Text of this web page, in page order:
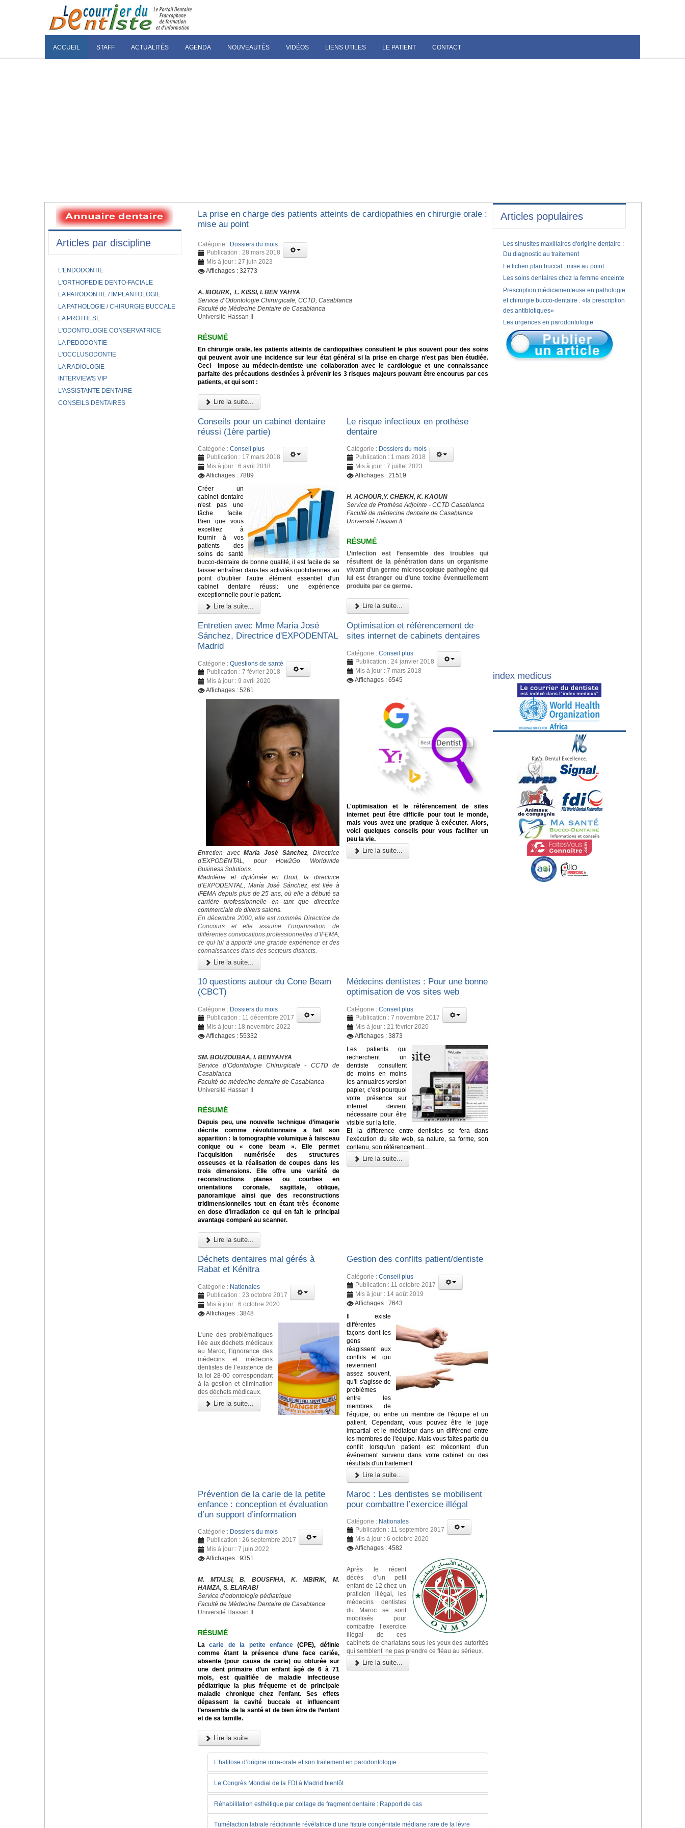
ACCUEIL STAFF ACTUALITÉS AGENDA NOUVEAUTÉS VIDÉOS LIENS UTILES LE PATIENT CONTACT
La prise en charge des patients atteints de cardiopathies en chirurgie orale :
mise au point
Catégorie : Dossiers du mois
Publication : 28 mars 2018
Mis à jour : 27 juin 2023
Affichages : 32773
A. IBOURK, L. KISSI, I. BEN YAHYA
Service d’Odontologie Chirurgicale, CCTD, Casablanca
Faculté de Médecine Dentaire de Casablanca
Université Hassan II
RÉSUMÉ
En chirurgie orale, les patients atteints de cardiopathies consultent le plus souvent pour des soins
qui peuvent avoir une incidence sur leur état général si la prise en charge n’est pas bien étudiée.
Ceci impose au médecin-dentiste une collaboration avec le cardiologue et une connaissance
parfaite des précautions destinées à prévenir les 3 risques majeurs pouvant être encourus par ces
patients, et qui sont :
Lire la suite...
Conseils pour un cabinet dentaire
réussi (1ère partie)
Catégorie : Conseil plus
Publication : 17 mars 2018
Mis à jour : 6 avril 2018
Affichages : 7889
Créer un
cabinet dentaire
n'est pas une
tâche facile.
Bien que vous
excelliez à
fournir à vos
patients des
soins de santé
bucco-dentaire de bonne qualité, il est facile de se
laisser entraîner dans les activités quotidiennes au
point d'oublier l'autre élément essentiel d'un
cabinet dentaire réussi: une expérience
exceptionnelle pour le patient.
Lire la suite...
Le risque infectieux en prothèse
dentaire
Catégorie : Dossiers du mois
Publication : 1 mars 2018
Mis à jour : 7 juillet 2023
Affichages : 21519
H. ACHOUR,Y. CHEIKH, K. KAOUN
Service de Prothèse Adjointe - CCTD Casablanca
Faculté de médecine dentaire de Casablanca
Université Hassan II
RÉSUMÉ
L’infection est l’ensemble des troubles qui
résultent de la pénétration dans un organisme
vivant d’un germe microscopique pathogène qui
lui est étranger ou d’une toxine éventuellement
produite par ce germe.
Lire la suite...
Entretien avec Mme Maria José
Sánchez, Directrice d'EXPODENTAL
Madrid
Catégorie : Questions de santé
Publication : 7 février 2018
Mis à jour : 9 avril 2020
Affichages : 5261
Entretien avecMaria José Sánchez, Directrice
d'EXPODENTAL, pour How2Go Worldwide
Business Solutions.
Madrilène et diplômée en Droit, la directrice
d’EXPODENTAL, María José Sánchez, est liée à
IFEMA depuis plus de 25 ans, où elle a débuté sa
carrière professionnelle en tant que directrice
commerciale de divers salons.
En décembre 2000, elle est nommée Directrice de
Concours et elle assume l’organisation de
différentes convocations professionnelles d’IFEMA,
ce qui lui a apporté une grande expérience et des
connaissances dans des secteurs distincts.
Lire la suite...
Optimisation et référencement de
sites internet de cabinets dentaires
Catégorie :Conseil plus
Publication : 24 janvier 2018
Mis à jour : 7 mars 2018
Affichages : 6545
L'optimisation et le référencement de sites
internet peut être difficile pour tout le monde,
mais vous avez une pratique à exécuter. Alors,
voici quelques conseils pour vous faciliter un
peu la vie.
Lire la suite...
10 questions autour du Cone Beam
(CBCT)
Catégorie : Dossiers du mois
Publication : 11 décembre 2017
Mis à jour : 18 novembre 2022
Affichages : 55332
SM. BOUZOUBAA, I. BENYAHYA
Service d’Odontologie Chirurgicale - CCTD de
Casablanca
Faculté de médecine dentaire de Casablanca
Université Hassan II
RÉSUMÉ
Depuis peu, une nouvelle technique d’imagerie
décrite comme révolutionnaire a fait son
apparition : la tomographie volumique à faisceau
conique ou « cone beam ». Elle permet
l’acquisition numérisée des structures
osseuses et la réalisation de coupes dans les
trois dimensions. Elle offre une variété de
reconstructions planes ou courbes en
orientations coronale, sagittale, oblique,
panoramique ainsi que des reconstructions
tridimensionnelles tout en étant très économe
en dose d’irradiation ce qui en fait le principal
avantage comparé au scanner.
Lire la suite...
Médecins dentistes : Pour une bonne
optimisation de vos sites web
Catégorie :Conseil plus
Publication : 7 novembre 2017
Mis à jour : 21 février 2020
Affichages : 3873
Les patients qui
recherchent un
dentiste consultent
de moins en moins
les annuaires version
papier, c’est pourquoi
votre présence sur
internet devient
nécessaire pour être
visible sur la toile.
Et la différence entre dentistes se fera dans
l’exécution du site web, sa nature, sa forme, son
contenu, son référencement…
Lire la suite...
Déchets dentaires mal gérés à
Rabat et Kénitra
Catégorie : Nationales
Publication : 23 octobre 2017
Mis à jour : 6 octobre 2020
Affichages : 3848
L'une des problématiques
liée aux déchets médicaux
au Maroc, l'ignorance des
médecins et médecins
dentistes de l’existence de
la loi 28-00 correspondant
à la gestion et élimination
des déchets médicaux.
Lire la suite...
Gestion des conflits patient/dentiste
Catégorie :Conseil plus
Publication : 11 octobre 2017
Mis à jour : 14 août 2019
Affichages : 7643
Il existe
différentes
façons dont les
gens
réagissent aux
conflits et qui
reviennent
assez souvent,
qu'il s'agisse de
problèmes
entre les
membres de
l'équipe, ou entre un membre de l'équipe et un
patient. Cependant, vous pouvez être le juge
impartial et le médiateur dans un différend entre
les membres de l'équipe. Mais vous faites partie du
conflit lorsqu'un patient est mécontent d'un
événement survenu dans votre cabinet ou des
résultats d'un traitement.
Lire la suite...
Prévention de la carie de la petite
enfance : conception et évaluation
d’un support d’information
Catégorie : Dossiers du mois
Publication : 26 septembre 2017
Mis à jour : 7 juin 2022
Affichages : 9351
M. MTALSI, B. BOUSFIHA, K. MBIRIK, M.
HAMZA, S. ELARABI
Service d’odontologie pédiatrique
Faculté de Médecine Dentaire de Casablanca
Université Hassan II
RÉSUMÉ
Lacarie de la petite enfance(CPE), définie
comme étant la présence d’une face cariée,
absente (pour cause de carie) ou obturée sur
une dent primaire d’un enfant âgé de 6 à 71
mois, est qualifiée de maladie infectieuse
pédiatrique la plus fréquente et de principale
maladie chronique chez l’enfant. Ses effets
dépassent la cavité buccale et influencent
l’ensemble de la santé et de bien être de l’enfant
et de sa famille.
Lire la suite...
Maroc : Les dentistes se mobilisent
pour combattre l’exercice illégal
Catégorie : Nationales
Publication : 11 septembre 2017
Mis à jour : 6 octobre 2020
Affichages : 4582
Après le récent
décès d’un petit
enfant de 12 chez un
praticien illégal, les
médecins dentistes
du Maroc se sont
mobilisés pour
combattre l’exercice
illégal de ces
cabinets de charlatans sous les yeux des autorités
qui semblent ne pas prendre ce fléau au sérieux.
Lire la suite...
L’halitose d’origine intra-orale et son traitement en parodontologie
Le Congrès Mondial de la FDI à Madrid bientôt
Réhabilitation esthétique par collage de fragment dentaire : Rapport de cas
Tuméfaction labiale récidivante révélatrice d’une fistule congénitale médiane rare de la lèvre
Articles par discipline
L'ENDODONTIE
L'ORTHOPEDIE DENTO-FACIALE
LA PARODONTIE / IMPLANTOLOGIE
LA PATHOLOGIE / CHIRURGIE BUCCALE
LA PROTHESE
L'ODONTOLOGIE CONSERVATRICE
LA PEDODONTIE
L'OCCLUSODONTIE
LA RADIOLOGIE
INTERVIEWS VIP
L'ASSISTANTE DENTAIRE
CONSEILS DENTAIRES
Articles populaires
Les sinusites maxillaires d'origine dentaire :
Du diagnostic au traitement
Le lichen plan buccal : mise au point
Les soins dentaires chez la femme enceinte
Prescription médicamenteuse en pathologie
et chirurgie bucco-dentaire : «la prescription
des antibiotiques»
Les urgences en parodontologie
index medicus